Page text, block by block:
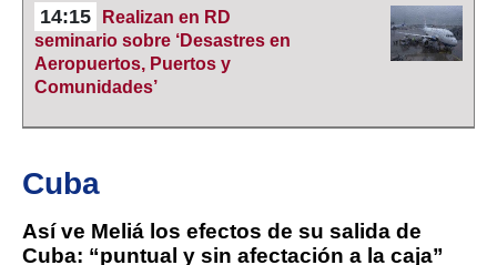
14:15
Realizan en RD
seminario sobre ‘Desastres en
Aeropuertos, Puertos y
Comunidades’
Cuba
Así ve Meliá los efectos de su salida de
Cuba: “puntual y sin afectación a la caja”